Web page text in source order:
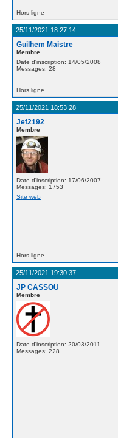
Hors ligne
25/11/2021 18:27:14
Guilhem Maistre
Membre
Date d'inscription: 14/05/2008
Messages: 28
Hors ligne
25/11/2021 18:53:28
Jef2192
Membre
Date d'inscription: 17/06/2007
Messages: 1753
Site web
Hors ligne
25/11/2021 19:30:37
JP CASSOU
Membre
Date d'inscription: 20/03/2011
Messages: 228